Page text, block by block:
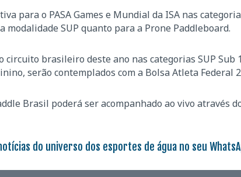
para o PASA Games e Mundial da ISA nas
SUP quanto para a Prone Paddleboard.
brasileiro deste ano nas categorias SUP Sub
serão contemplados com a Bolsa Atleta Federal
Brasil poderá ser acompanhado ao vivo através
do universo dos esportes de água no seu